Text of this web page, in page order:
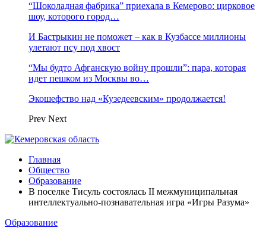
“Шоколадная фабрика” приехала в Кемерово: цирковое
шоу, которого город…
И Бастрыкин не поможет – как в Кузбассе миллионы
улетают псу под хвост
“Мы будто Афганскую войну прошли”: пара, которая
идет пешком из Москвы во…
Экошефство над «Кузедеевским» продолжается!
Prev Next
Главная
Общество
Образование
В поселке Тисуль состоялась II межмуниципальная
интеллектуально-познавательная игра «Игры Разума»
Образование